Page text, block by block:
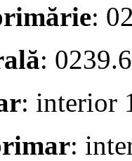
:
:
: interior
: